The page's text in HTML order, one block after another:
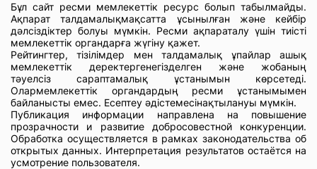
Бұл сайт ресми мемлекеттік ресурс болып табылмайды.
Ақпарат талдамалықмақсатта ұсынылған және кейбір
дәлсіздіктер болуы мүмкін. Ресми ақпараталу үшін тиісті
мемлекеттік органдарға жүгіну қажет.
Рейтингтер, тізілімдер мен талдамалық ұпайлар ашық
мемлекеттік деректергенегізделген және жобаның
тәуелсіз сараптамалық ұстанымын көрсетеді.
Олармемлекеттік органдардың ресми ұстанымымен
байланысты емес. Есептеу әдістемесінақтылануы мүмкін.
Публикация информации направлена на повышение
прозрачности и развитие добросовестной конкуренции.
Обработка осуществляется в рамках законодательства об
открытых данных. Интерпретация результатов остаётся на
усмотрение пользователя.